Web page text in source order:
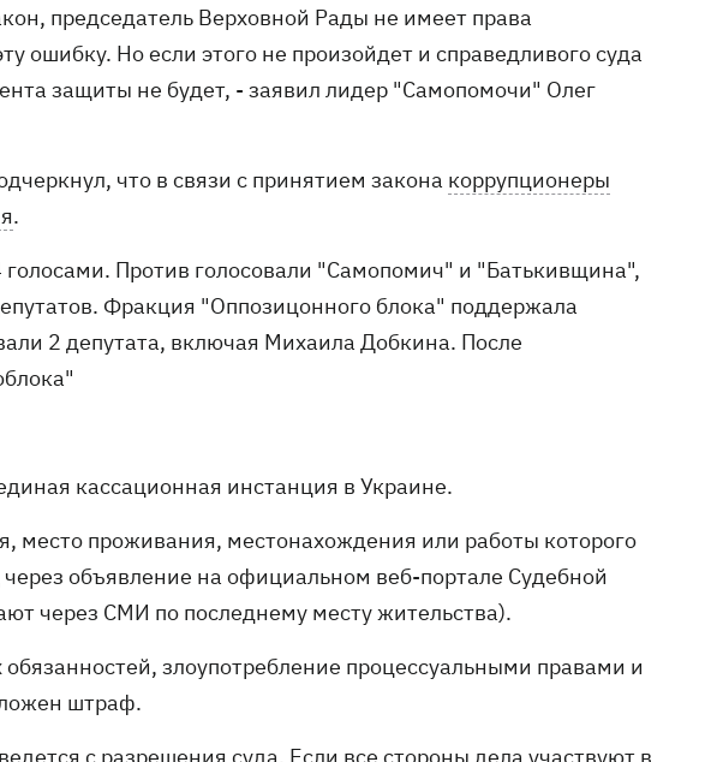
председатель Верховной Рады не имеет права
ошибку. Но если этого не произойдет и справедливого суда
защиты не будет, - заявил лидер "Самопомочи" Олег
что в связи с принятием закона коррупционеры
.
Против голосовали "Самопомич" и "Батькивщина",
Фракция "Оппозицонного блока" поддержала
2 депутата, включая Михаила Добкина. После
кассационная инстанция в Украине.
место проживания, местонахождения или работы которого
объявление на официальном веб-портале Судебной
через СМИ по последнему месту жительства).
злоупотребление процессуальными правами и
штраф.